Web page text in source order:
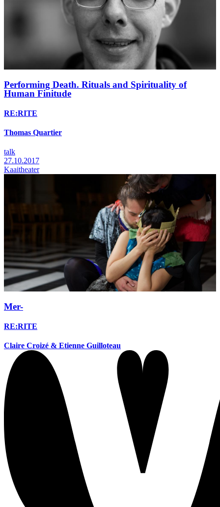
Performing Death. Rituals and Spirituality of
Human Finitude
RE:RITE
Thomas Quartier
talk
27.10.2017
Kaaitheater
Mer-
RE:RITE
Claire Croizé & Etienne Guilloteau